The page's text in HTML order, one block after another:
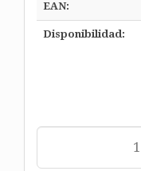
EAN:
Disponibilidad: